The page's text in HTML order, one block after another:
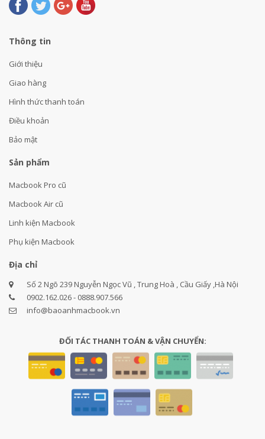
Thông tin
Giới thiệu
Giao hàng
Hình thức thanh toán
Điều khoản
Bảo mật
Sản phẩm
Macbook Pro cũ
Macbook Air cũ
Linh kiện Macbook
Phụ kiện Macbook
Địa chỉ
Số 2 Ngõ 239 Nguyễn Ngọc Vũ , Trung Hoà , Cầu Giấy ,Hà Nội
0902.162.026 - 0888.907.566
info@baoanhmacbook.vn
ĐỐI TÁC THANH TOÁN & VẬN CHUYỂN: